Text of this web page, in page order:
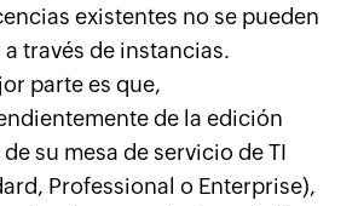
existentes no se pueden
a través de instancias.
parte es que,
de la edición
su mesa de servicio de TI
Professional o Enterprise),